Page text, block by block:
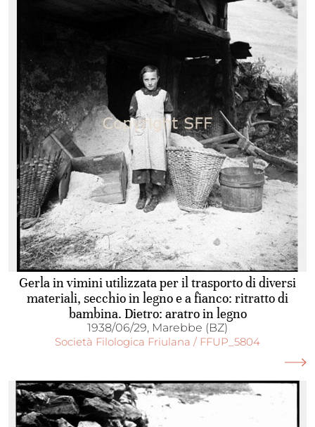
Gerla in vimini utilizzata per il trasporto di diversi
materiali, secchio in legno e a fianco: ritratto di
bambina. Dietro: aratro in legno
1938/06/29, Marebbe (BZ)
Società Filologica Friulana / FFUP_5804